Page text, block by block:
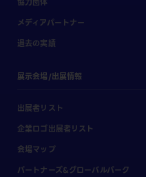
メディアパートナー
過去の実績
展示会場/出展情報
出展者リスト
企業ロゴ出展者リスト
会場マップ
パートナーズ&グローバルパーク